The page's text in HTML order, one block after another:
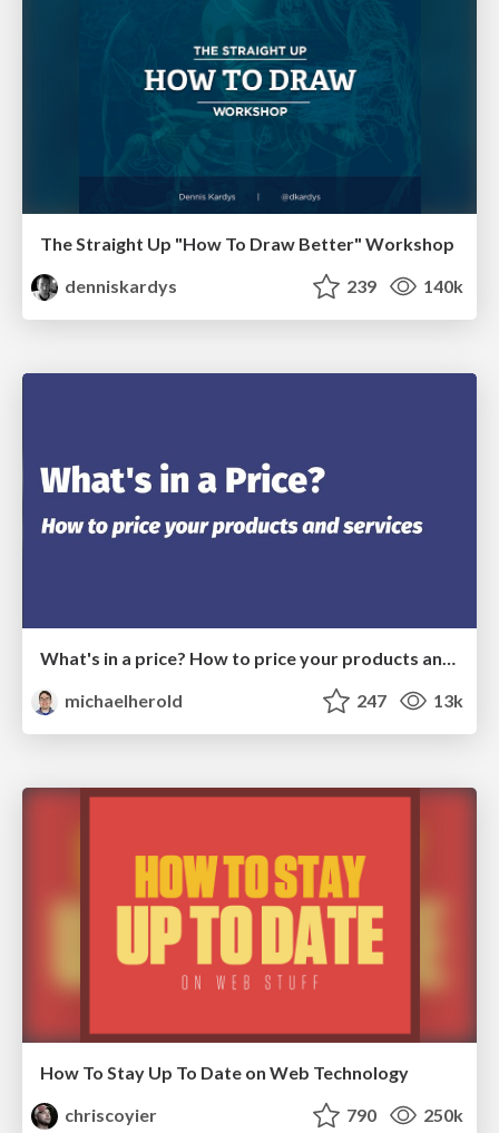
The Straight Up "How To Draw Better" Workshop
denniskardys
239 140k
What's in a price? How to price your products and services
michaelherold
247 13k
How To Stay Up To Date on Web Technology
chriscoyier
790 250k